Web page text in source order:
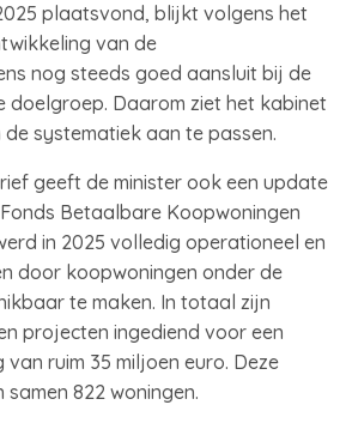
plaatsvond, blijkt volgens het
van de
nog steeds goed aansluit bij de
doelgroep. Daarom ziet het kabinet
systematiek aan te passen.
geeft de minister ook een update
Betaalbare Koopwoningen
in 2025 volledig operationeel en
door koopwoningen onder de
te maken. In totaal zijn
projecten ingediend voor een
ruim 35 miljoen euro. Deze
822 woningen.